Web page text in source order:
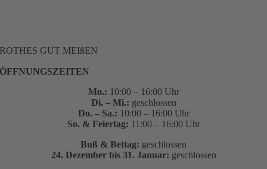
ROTHES GUT MEIßEN
ÖFFNUNGSZEITEN
Mo.: 10:00 – 16:00 Uhr
Di. – Mi.: geschlossen
Do. – Sa.: 10:00 – 16:00 Uhr
So. & Feiertag: 11:00 – 16:00 Uhr
Buß & Bettag: geschlossen
24. Dezember bis 31. Januar: geschlossen